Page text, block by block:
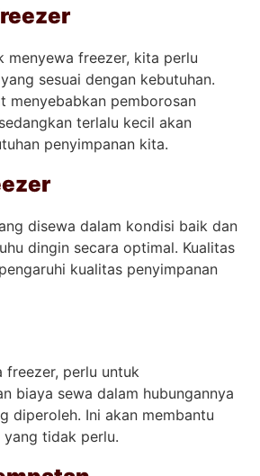
menyewa freezer, kita perlu
sesuai dengan kebutuhan.
menyebabkan pemborosan
terlalu kecil akan
penyimpanan kita.
disewa dalam kondisi baik dan
dingin secara optimal. Kualitas
kualitas penyimpanan
freezer, perlu untuk
biaya sewa dalam hubungannya
diperoleh. Ini akan membantu
tidak perlu.